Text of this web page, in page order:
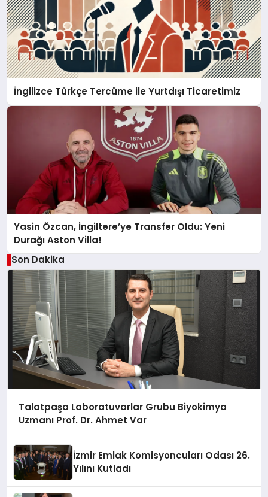
İngilizce Türkçe Tercüme ile Yurtdışı Ticaretimiz
Yasin Özcan, İngiltere’ye Transfer Oldu: Yeni
Durağı Aston Villa!
Son Dakika
Talatpaşa Laboratuvarlar Grubu Biyokimya
Uzmanı Prof. Dr. Ahmet Var
İzmir Emlak Komisyoncuları Odası 26.
Yılını Kutladı